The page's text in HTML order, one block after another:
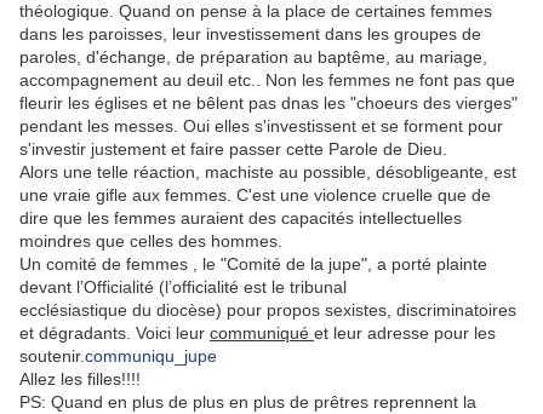
théologique. Quand on pense à la place de certaines femmes
dans les paroisses, leur investissement dans les groupes de
paroles, d'échange, de préparation au baptême, au mariage,
accompagnement au deuil etc.. Non les femmes ne font pas que
fleurir les églises et ne bêlent pas dnas les "choeurs des vierges"
pendant les messes. Oui elles s'investissent et se forment pour
s'investir justement et faire passer cette Parole de Dieu.
Alors une telle réaction, machiste au possible, désobligeante, est
une vraie gifle aux femmes. C'est une violence cruelle que de
dire que les femmes auraient des capacités intellectuelles
moindres que celles des hommes.
Un comité de femmes , le "Comité de la jupe", a porté plainte
devant l’Officialité (l’officialité est le tribunal
ecclésiastique du diocèse) pour propos sexistes, discriminatoires
et dégradants. Voici leur communiqué et leur adresse pour les
soutenir.communiqu_jupe
Allez les filles!!!!
PS: Quand en plus de plus en plus de prêtres reprennent la